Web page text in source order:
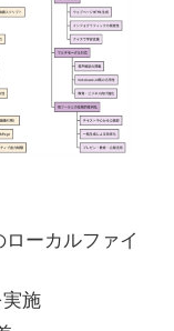
ーカルファイ
施